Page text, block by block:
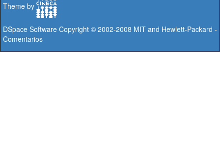
Theme by
DSpace Software Copyright © 2002-2008 MIT and Hewlett-Packard -
Comentarios